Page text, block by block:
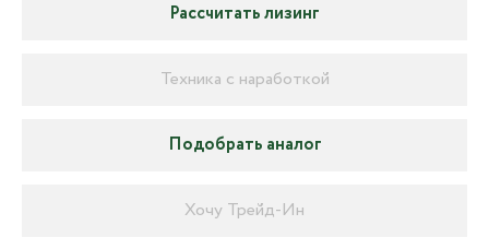
Рассчитать лизинг
Техника с наработкой
Подобрать аналог
Хочу Трейд-Ин